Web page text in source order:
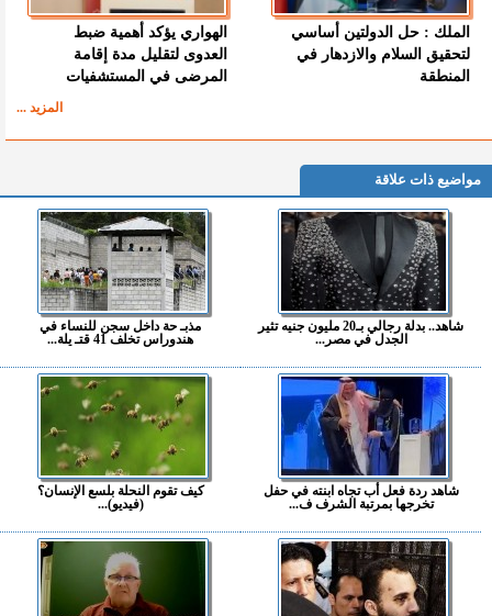
الملك : حل الدولتين أساسي
لتحقيق السلام والازدهار في
المنطقة
الهواري يؤكد أهمية ضبط
العدوى لتقليل مدة إقامة
المرضى في المستشفيات
المزيد ...
مواضيع ذات علاقة
شاهد.. بدلة رجالي بـ20 مليون جنيه تثير
الجدل في مصر...
مذبـ حة داخل سجن للنساء في
هندوراس تخلف 41 قتـ يلة...
شاهد ردة فعل أب تجاه ابنته في حفل
تخرجها بمرتبة الشرف ف...
كيف تقوم النحلة بلسع الإنسان؟
(فيديو)...